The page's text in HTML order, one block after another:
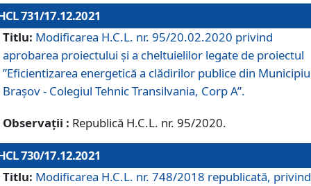
731/17.12.2021
Titlu: Modificarea H.C.L. nr. 95/20.02.2020 privind
aprobarea proiectului și a cheltuielilor legate de proiectul
”Eficientizarea energetică a clădirilor publice din
Brașov - Colegiul Tehnic Transilvania, Corp A”.
Observații : Republică H.C.L. nr. 95/2020.
730/17.12.2021
Titlu: Modificarea H.C.L. nr. 748/2018 republicată, privind